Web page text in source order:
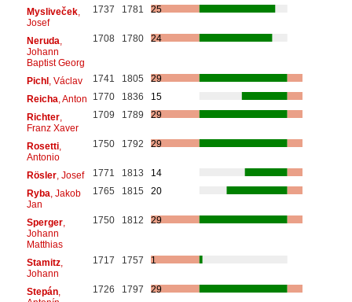
Mysliveček,
Josef
1737 1781 25
Neruda
Johann
Baptist Georg
1708 1780 24
Pichl, Václav 1741 1805
29
Reicha , Anton 1770 1836
15
Richter,
Franz Xaver
1709 1789 29
Rosetti,
Antonio
1750 1792 29
Rösler, Josef 1771 1813
14
Ryba , Jakob
Jan
1765 1815 20
Sperger,
Johann
Matthias
1750 1812 29
Stamitz,
Johann
1717 1757 1
Stepán,
1726 1797 29